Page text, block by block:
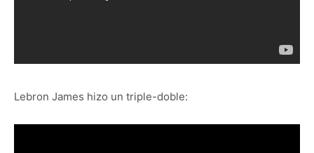
Lebron James hizo un triple-doble: